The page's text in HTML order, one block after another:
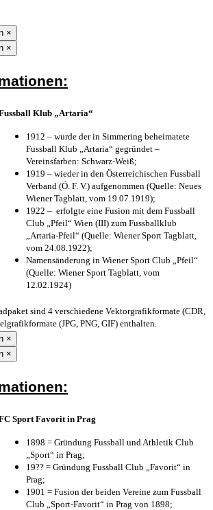
×
×
Klub „Artaria“
1912 – wurde der in Simmering beheimatete
Fussball Klub „Artaria“ gegründet –
Vereinsfarben: Schwarz-Weiß;
1919 – wieder in den Österreichischen Fussball
Verband (Ö. F. V.) aufgenommen (Quelle: Neues
Wiener Tagblatt, vom 19.07.1919);
1922 – erfolgte eine Fusion mit dem Fussball
Club „Pfeil“ Wien (III) zum Fussballklub
„Artaria-Pfeil“ (Quelle: Wiener Sport Tagblatt,
vom 24.08.1922);
Namensänderung in Wiener Sport Club „Pfeil“
(Quelle: Wiener Sport Tagblatt, vom
12.02.1924)
sind 4 verschiedene Vektorgrafikformate (CDR,
(JPG, PNG, GIF) enthalten.
×
×
Sport Favorit in Prag
1898 = Gründung Fussball und Athletik Club
„Sport“ in Prag;
19?? = Gründung Fussball Club „Favorit“ in
Prag;
1901 = Fusion der beiden Vereine zum Fussball
Club „Sport-Favorit“ in Prag von 1898;